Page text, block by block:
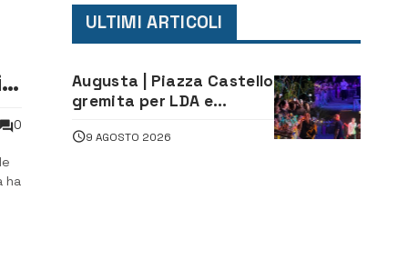
0
ha
ULTIMI ARTICOLI
Augusta | Piazza Castello
gremita per LDA e
ed emozioni per
9 AGOSTO 2026